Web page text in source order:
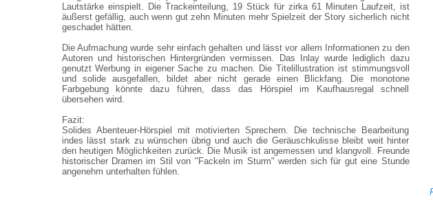
Lautstärke einspielt. Die Trackeinteilung, 19 Stück für zirka 61 Minuten Laufzeit, ist
äußerst gefällig, auch wenn gut zehn Minuten mehr Spielzeit der Story sicherlich nicht
geschadet hätten.
Die Aufmachung wurde sehr einfach gehalten und lässt vor allem Informationen zu den
Autoren und historischen Hintergründen vermissen. Das Inlay wurde lediglich dazu
genutzt Werbung in eigener Sache zu machen. Die Titelillustration ist stimmungsvoll
und solide ausgefallen, bildet aber nicht gerade einen Blickfang. Die monotone
Farbgebung könnte dazu führen, dass das Hörspiel im Kaufhausregal schnell
übersehen wird.
Fazit:
Solides Abenteuer-Hörspiel mit motivierten Sprechern. Die technische Bearbeitung
indes lässt stark zu wünschen übrig und auch die Geräuschkulisse bleibt weit hinter
den heutigen Möglichkeiten zurück. Die Musik ist angemessen und klangvoll. Freunde
historischer Dramen im Stil von "Fackeln im Sturm" werden sich für gut eine Stunde
angenehm unterhalten fühlen.